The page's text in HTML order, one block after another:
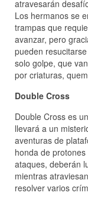
atravesarán
Los hermanos se
trampas que
avanzar, pero
pueden
solo golpe, que
por criaturas,
Double Cross
Double Cross es
llevará a un
aventuras de
honda de
ataques, deberán
mientras
resolver varios